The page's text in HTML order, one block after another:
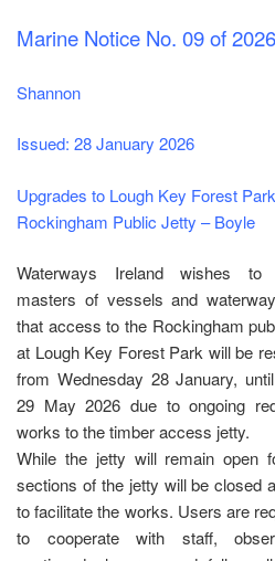
Marine Notice No. 09 of 2026
Shannon
Issued: 28 January 2026
Upgrades to Lough Key Forest Park
Rockingham Public Jetty – Boyle
Waterways Ireland wishes to
masters of vessels and
that access to the Rockingham
at Lough Key Forest Park will be
from Wednesday 28 January,
29 May 2026 due to ongoing
works to the timber access jetty.
While the jetty will remain open
sections of the jetty will be closed
to facilitate the works. Users are
to cooperate with staff,